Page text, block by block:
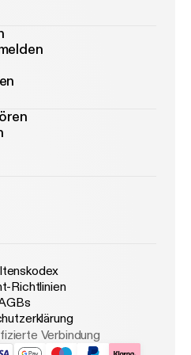
Richtlinien
Verbindung